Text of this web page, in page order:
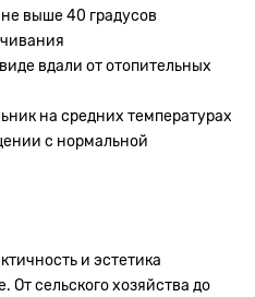
выше 40 градусов
вдали от отопительных
на средних температурах
с нормальной
и эстетика
От сельского хозяйства до